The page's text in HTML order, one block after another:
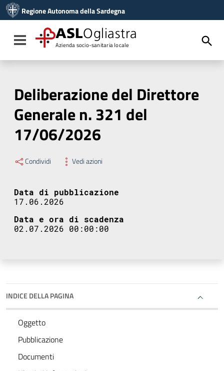
Vai al menu di navigazione
Vai al footer
Regione Autonoma della Sardegna
Toggle navigation
ASLOgliastra
Azienda socio-sanitaria locale
Deliberazione del Direttore
Generale n. 321 del
17/06/2026
Condividi Vedi azioni
Data di pubblicazione
17.06.2026
Data e ora di scadenza
02.07.2026 00:00:00
INDICE DELLA PAGINA
Oggetto
Pubblicazione
Documenti